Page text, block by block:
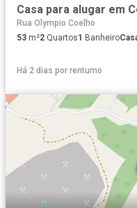
Rua Olympio Coelho
53 m²2 Quartos1 Banheiro
Há 2 dias por rentumo